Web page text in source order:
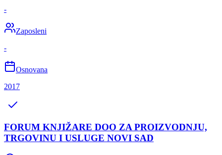
-
Zaposleni
-
Osnovana
2017
FORUM KNJIŽARE DOO ZA PROIZVODNJU,
TRGOVINU I USLUGE NOVI SAD